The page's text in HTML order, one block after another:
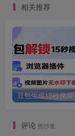
相关推荐
评论 抢沙发